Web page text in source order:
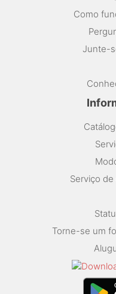
Como
Junte-
Serviço
Torne-se um